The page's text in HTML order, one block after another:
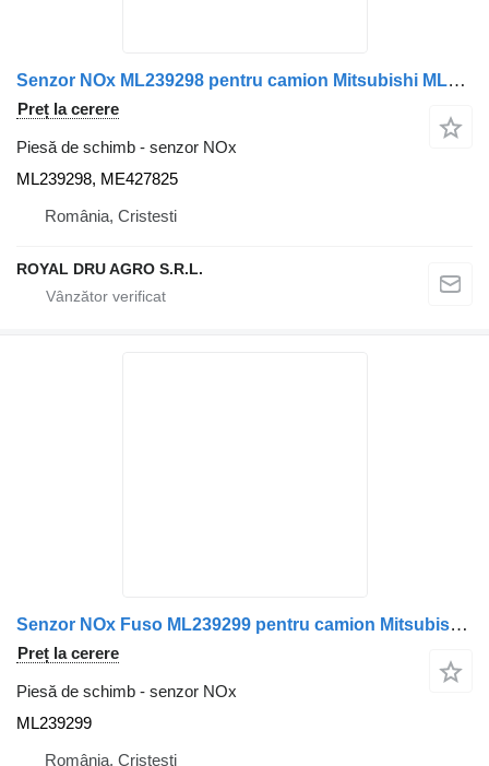
Senzor NOx ML239298 pentru camion Mitsubishi ML239298 ME427825
Preț la cerere
Piesă de schimb - senzor NOx
ML239298, ME427825
România, Cristesti
ROYAL DRU AGRO S.R.L.
Senzor NOx Fuso ML239299 pentru camion Mitsubishi ME427826
Preț la cerere
Piesă de schimb - senzor NOx
ML239299
România, Cristesti